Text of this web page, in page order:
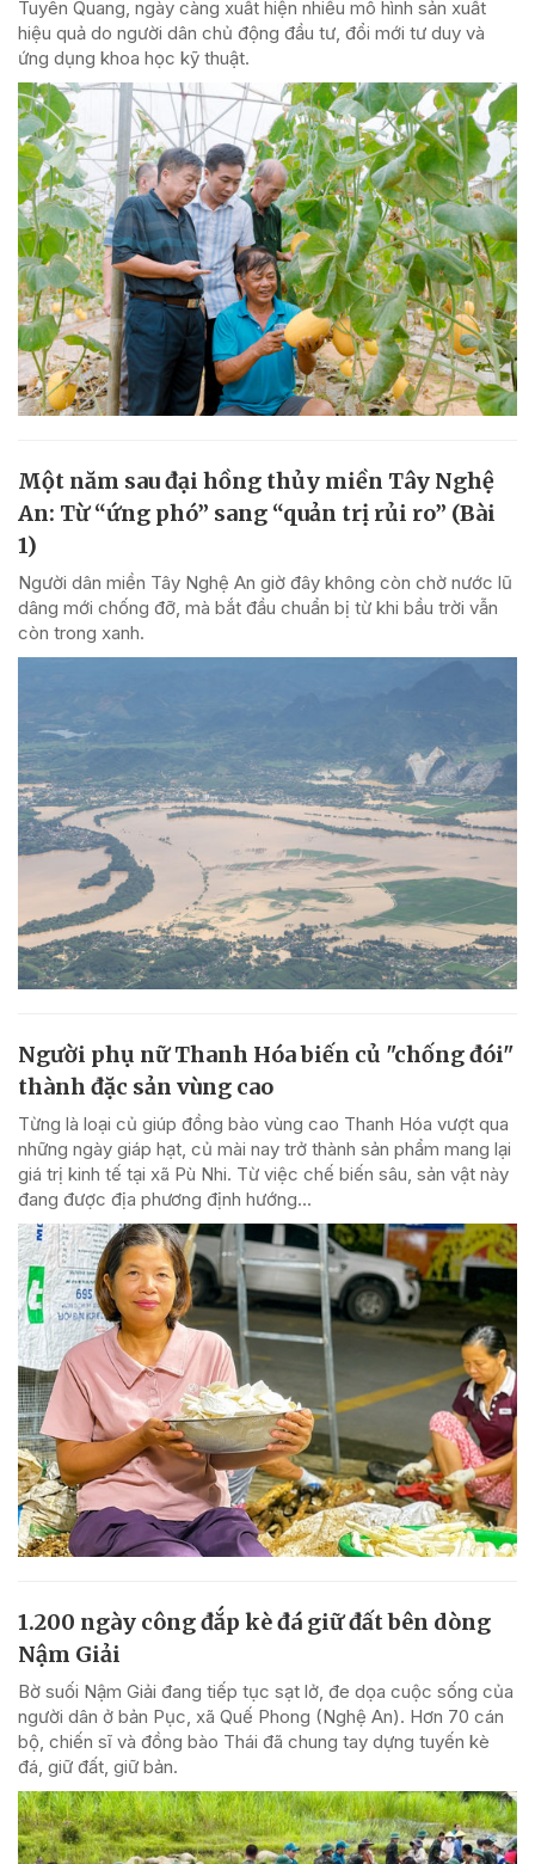
Tuyên Quang, ngày càng xuất hiện nhiều mô hình sản xuất
hiệu quả do người dân chủ động đầu tư, đổi mới tư duy và
ứng dụng khoa học kỹ thuật.
Một năm sau đại hồng thủy miền Tây Nghệ
An: Từ “ứng phó” sang “quản trị rủi ro” (Bài
1)
Người dân miền Tây Nghệ An giờ đây không còn chờ nước lũ
dâng mới chống đỡ, mà bắt đầu chuẩn bị từ khi bầu trời vẫn
còn trong xanh.
Người phụ nữ Thanh Hóa biến củ "chống đói"
thành đặc sản vùng cao
Từng là loại củ giúp đồng bào vùng cao Thanh Hóa vượt qua
những ngày giáp hạt, củ mài nay trở thành sản phẩm mang lại
giá trị kinh tế tại xã Pù Nhi. Từ việc chế biến sâu, sản vật này
đang được địa phương định hướng...
1.200 ngày công đắp kè đá giữ đất bên dòng
Nậm Giải
Bờ suối Nậm Giải đang tiếp tục sạt lở, đe dọa cuộc sống của
người dân ở bản Pục, xã Quế Phong (Nghệ An). Hơn 70 cán
bộ, chiến sĩ và đồng bào Thái đã chung tay dựng tuyến kè
đá, giữ đất, giữ bản.